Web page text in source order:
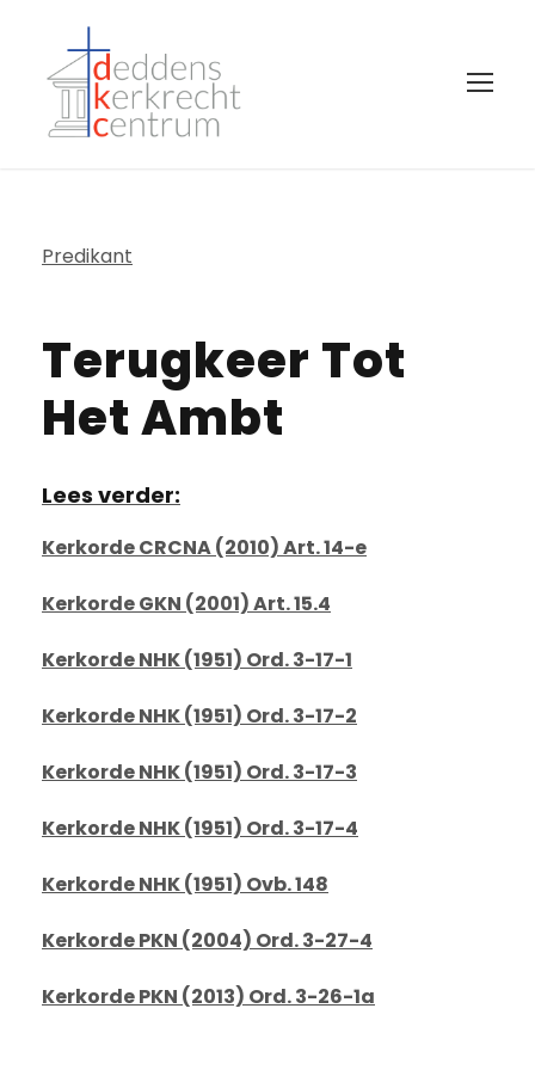
Predikant
Terugkeer Tot
Het Ambt
Lees verder:
Kerkorde CRCNA (2010) Art. 14-e
Kerkorde GKN (2001) Art. 15.4
Kerkorde NHK (1951) Ord. 3-17-1
Kerkorde NHK (1951) Ord. 3-17-2
Kerkorde NHK (1951) Ord. 3-17-3
Kerkorde NHK (1951) Ord. 3-17-4
Kerkorde NHK (1951) Ovb. 148
Kerkorde PKN (2004) Ord. 3-27-4
Kerkorde PKN (2013) Ord. 3-26-1a